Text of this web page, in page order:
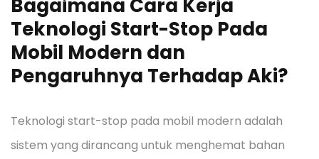
Bagaimana Cara Kerja
Teknologi Start-Stop Pada
Mobil Modern dan
Pengaruhnya Terhadap Aki?
Teknologi start-stop pada mobil modern adalah
sistem yang dirancang untuk menghemat bahan